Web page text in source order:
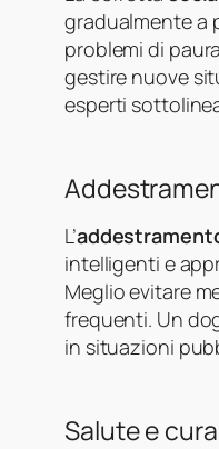
gradualmente a
problemi di
gestire nuove
esperti
L’
intelligenti e
Meglio evitare
frequenti. Un
in situazioni
Salute e